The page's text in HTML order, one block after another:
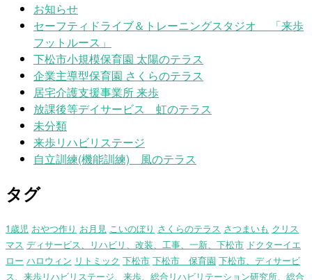
お知らせ
セーフティドライブ＆トレーニングスタジオ 「来歩
フットルース」
下松市小規模保育園 太陽のテラス
企業主導型保育園 さくらのテラス
居宅介護支援事業所 来歩
放課後等デイサービス 虹のテラス
未分類
来歩リハビリステージ
自立訓練(機能訓練) 風のテラス
タグ
1歳児 おやつ作り お月見 こいのぼり さくらのテラス さつまいも クリス
マス ディサービス、リハビリ、改装、工事、一新、下松市 ドクターイエ
ロー ハロウィン リトミック 下松市 下松市 保育園 下松市、ディサービ
ス、来歩リハビリステージ、来歩、総合リハビリテーション研究所、総合